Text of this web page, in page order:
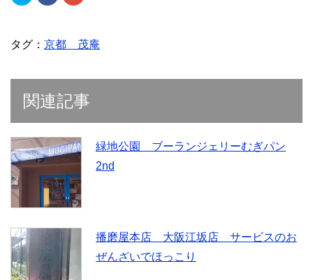
T
w
t
r
で
共
(
新
し
い
ウ
ィ
開
ま
)
o
k
有
新
し
い
ィ
ン
ド
ウ
で
開
き
ま
す
)
G
o
l
+
で
共
(
新
し
い
ウ
ン
ド
ウ
で
開
ま
タグ： 京都 茂庵
関連記事
緑地公園 ブーランジェリーむぎパン
2nd
播磨屋本店 大阪江坂店 サービスのお
ぜんざいでほっこり